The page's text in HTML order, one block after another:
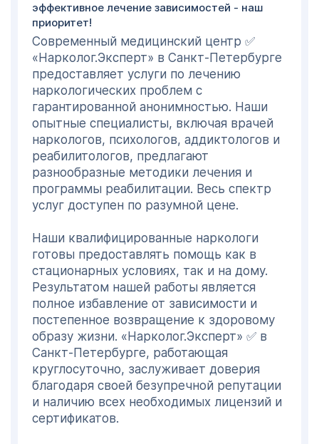
эффективное лечение зависимостей - наш
приоритет!
Современный медицинский центр ✅
«Нарколог.Эксперт» в Санкт-Петербурге
предоставляет услуги по лечению
наркологических проблем с
гарантированной анонимностью. Наши
опытные специалисты, включая врачей
наркологов, психологов, аддиктологов и
реабилитологов, предлагают
разнообразные методики лечения и
программы реабилитации. Весь спектр
услуг доступен по разумной цене.
Наши квалифицированные наркологи
готовы предоставлять помощь как в
стационарных условиях, так и на дому.
Результатом нашей работы является
полное избавление от зависимости и
постепенное возвращение к здоровому
образу жизни. «Нарколог.Эксперт» ✅ в
Санкт-Петербурге, работающая
круглосуточно, заслуживает доверия
благодаря своей безупречной репутации
и наличию всех необходимых лицензий и
сертификатов.
Цена на лечение зависимостей
является важным фактором при выборе
подходящей наркоклиники для получения
необходимой помощи. В нашей платной
наркологической клинике ✅
«Нарколог.Эксперт» в Санкт-Петербурге
вы получите высококвалифицированное
лечение и восстановление по
приемлемой цене.
Мы придерживаемся демократичной
ценовой политики, и все наши расценки
Обращаясь к нам, вы можете ожидать
профессиональных и эффективных
методов борьбы с зависимостью по
привлекательной цене.
Конкретная стоимость лечения
формируется индивидуально в
зависимости от общего состояния
здоровья, предоставляемых услуг, и
других факторов. Подробную
информацию о нашей работе и
отзывы пациентов вы можете найти на